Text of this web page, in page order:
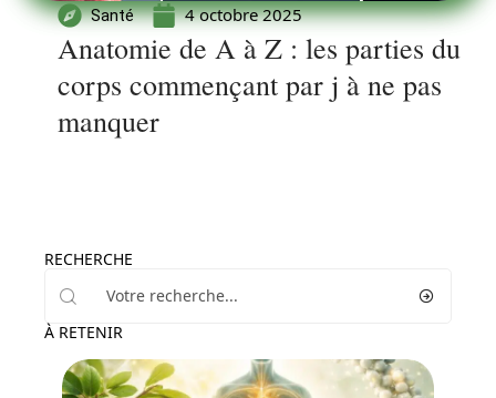
Santé 4 octobre 2025
Anatomie de A à Z : les parties du
corps commençant par j à ne pas
manquer
RECHERCHE
À RETENIR